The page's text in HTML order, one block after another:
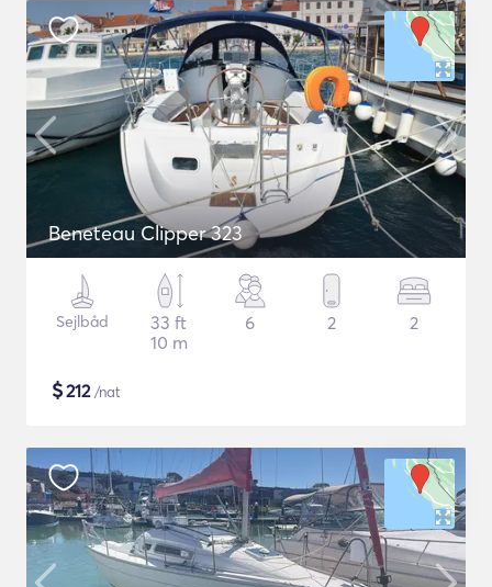
Beneteau Clipper 323
Sejlbåd
33 ft
10 m
6 2 2
$212/nat